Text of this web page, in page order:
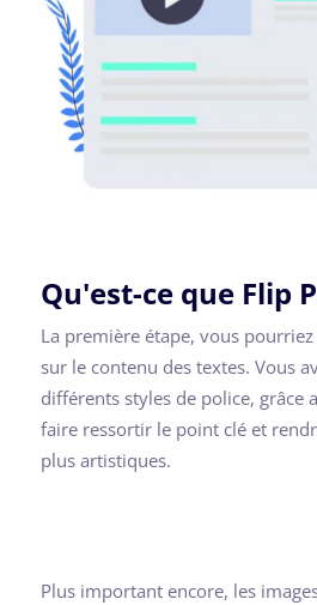
Qu'est-ce que Flip
La première étape, vous
sur le contenu des textes. Vous
différents styles de police, grâce
faire ressortir le point clé et
plus artistiques.
Plus important encore, les